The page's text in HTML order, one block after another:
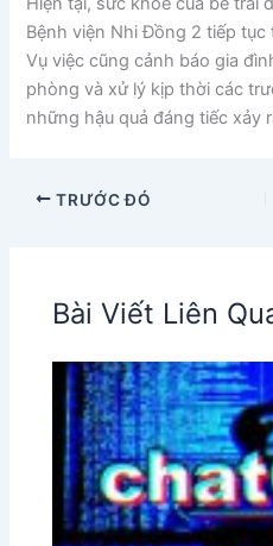
Bệnh viện Nhi Đồng 2 tiếp
Vụ việc cũng cảnh báo gia
phòng và xử lý kịp thời các
những hậu quả đáng tiếc xảy
TRƯỚC ĐÓ
Bài Viết Liên